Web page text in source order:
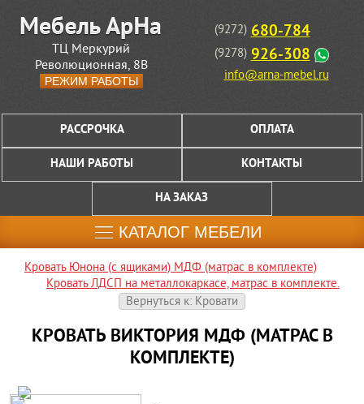
ТЦ Меркурий
Революционная, 8В
РЕЖИМ РАБОТЫ
(9272) 680-784
(9278) 926-308
info@arna-mebel.ru
РАССРОЧКА ОПЛАТА
НАШИ РАБОТЫ КОНТАКТЫ
НА ЗАКАЗ
КАТАЛОГ МЕБЕЛИ
Кровать Юнона (с ящиками) МДФ (матрас в комплекте)
Кровать ЛДСП на металлокаркасе, матрас в комплекте.
Вернуться к: Кровати
КРОВАТЬ ВИКТОРИЯ МДФ (МАТРАС В
КОМПЛЕКТЕ)